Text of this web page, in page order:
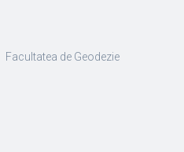
Facultatea de Geodezie